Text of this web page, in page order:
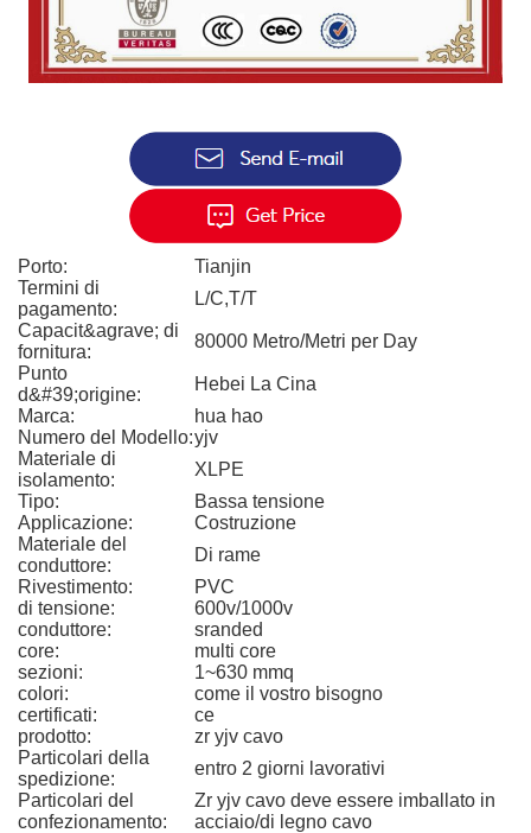
Porto:
Tianjin
Termini di
pagamento:
L/C,T/T
Capacit&agrave; di
fornitura:
80000 Metro/Metri per Day
Punto
d&#39;origine:
Hebei La Cina
Marca:
hua hao
Numero del Modello:yjv
Materiale di
isolamento:
XLPE
Tipo:
Bassa tensione
Applicazione:
Costruzione
Materiale del
conduttore:
Di rame
Rivestimento:
PVC
di tensione:
600v/1000v
conduttore:
sranded
core:
multi core
sezioni:
1~630 mmq
colori:
come il vostro bisogno
certificati:
ce
prodotto:
zr yjv cavo
Particolari della
spedizione:
entro 2 giorni lavorativi
Particolari del
confezionamento:
Zr yjv cavo deve essere imballato in
acciaio/di legno cavo